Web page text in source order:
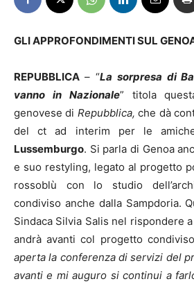
GLI APPROFONDIMENTI SUL
REPUBBLICA – “La sorpresa di
vanno in Nazionale” titola
genovese di Repubblica,che dà
del ct ad interim per le
Lussemburgo. Si parla di Genoa
e suo restyling, legato al progetto
rossoblù con lo studio
condiviso anche dalla Sampdoria.
Sindaca Silvia Salis nel rispondere
andrà avanti col progetto
aperta la conferenza di servizi del
avanti e mi auguro si continui a